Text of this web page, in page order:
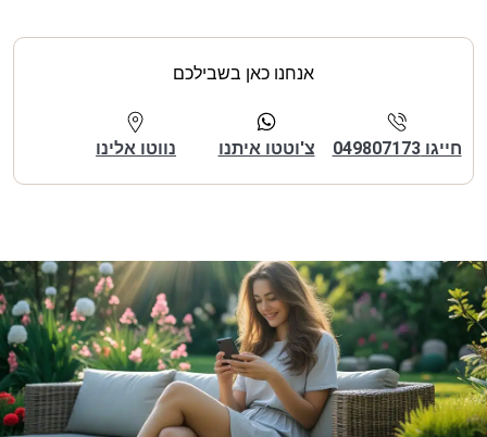
אנחנו כאן בשבילכם
חייגו 049807173 צ'וטטו איתנו נווטו אלינו